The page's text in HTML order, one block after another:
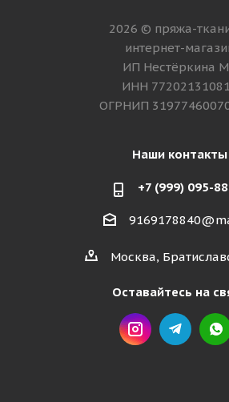
2026 © пряжа-
интернет-
ИП Нестёркина
ИНН
ОГРНИП
Наши контакты
+7 (999) 095-
Москва,
Оставайтесь на